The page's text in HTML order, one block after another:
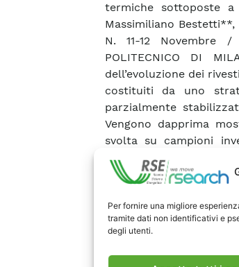
Per fornire una migliore
tramite dati non identificativi e
degli utenti.
termiche sottoposte a
Massimiliano
N. 11-12 Novembre
POLITECNICO DI
dell’evoluzione dei
costituiti da uno
parzialmente
Vengono dapprima
svolta su campioni
diverse
individuare i
esame la possibilità di
(la spettroscopia
crescente di
ottenuti ha